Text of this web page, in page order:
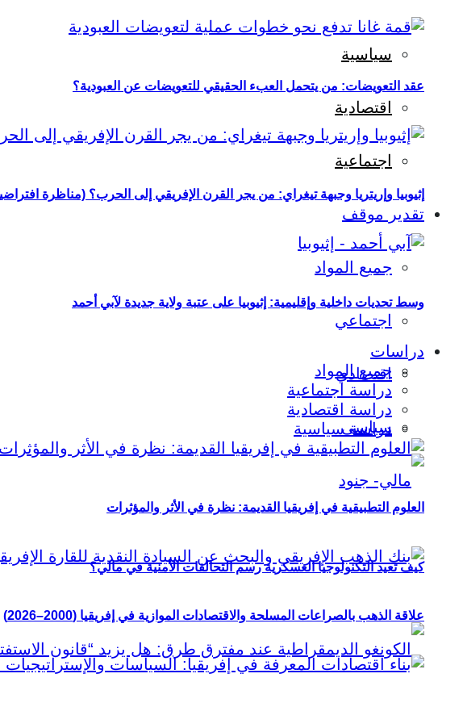
سياسية
اقتصادية
اجتماعية
تقدير موقف
جميع المواد
اجتماعي
اقتصادي
سياسي
كيف تعيد التكنولوجيا العسكرية رسم التحالفات الأمنية في مالي؟
عقد التعويضات: من يتحمل العبء الحقيقي للتعويضات عن العبودية؟
إثيوبيا وإريتريا وجبهة تيغراي: من يجر القرن الإفريقي إلى الحرب؟ (مناظرة
وسط تحديات داخلية وإقليمية: إثيوبيا على عتبة ولاية جديدة لآبي أحمد
دراسات
جميع المواد
دراسة اجتماعية
دراسة اقتصادية
دراسة سياسية
العلوم التطبيقية في إفريقيا القديمة: نظرة في الأثر والمؤثرات
علاقة الذهب بالصراعات المسلحة والاقتصادات الموازية في إفريقيا (2000–2026)